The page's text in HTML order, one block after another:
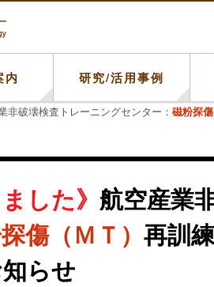
内 研究/活用事例
非破壊検査トレーニングセンター： 磁粉探傷
航空産業
傷（ＭＴ） 再訓
らせ